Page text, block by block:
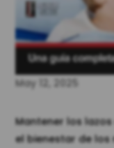
May 12, 2025
Mantener los
el bienestar de los